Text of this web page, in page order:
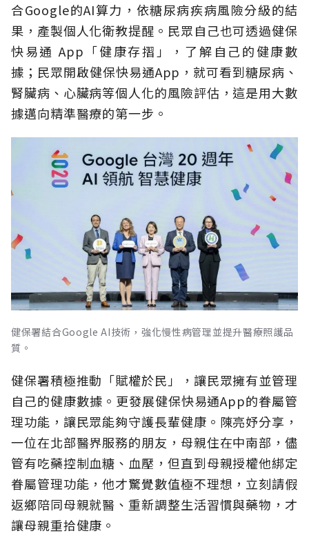
合Google的AI算力，依糖尿病疾病風險分級的結
果，產製個人化衛教提醒。民眾自己也可透過健保
快易通 App「健康存摺」，了解自己的健康數
據；民眾開啟健保快易通App，就可看到糖尿病、
腎臟病、心臟病等個人化的風險評估，這是用大數
據邁向精準醫療的第一步。
健保署結合Google AI技術，強化慢性病管理並提升醫療照護品
質。
健保署積極推動「賦權於民」，讓民眾擁有並管理
自己的健康數據。更發展健保快易通App的眷屬管
理功能，讓民眾能夠守護長輩健康。陳亮妤分享，
一位在北部醫界服務的朋友，母親住在中南部，儘
管有吃藥控制血糖、血壓，但直到母親授權他綁定
眷屬管理功能，他才驚覺數值極不理想，立刻請假
返鄉陪同母親就醫、重新調整生活習慣與藥物，才
讓母親重拾健康。